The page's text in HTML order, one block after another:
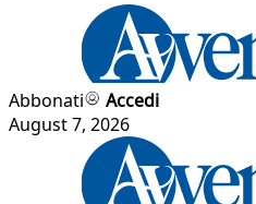
Abbonati
Accedi
August 7, 2026